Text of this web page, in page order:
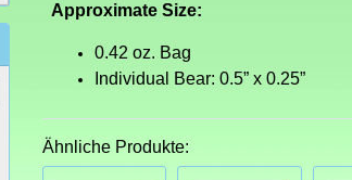
Approximate Size:
0.42 oz. Bag
Individual Bear: 0.5” x 0.25”
Ähnliche Produkte: